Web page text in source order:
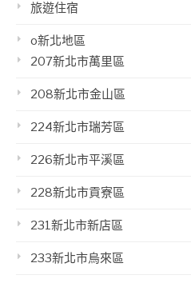
旅遊住宿
o新北地區
207新北市萬里區
208新北市金山區
224新北市瑞芳區
226新北市平溪區
228新北市貢寮區
231新北市新店區
233新北市烏來區